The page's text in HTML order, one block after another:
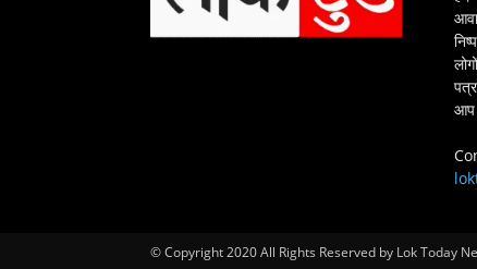
आप
© Copyright 2020 All Rights Reserved by Lok Today